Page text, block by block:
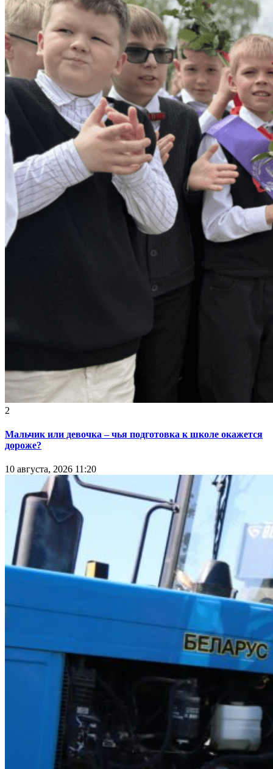
2
Мальчик или девочка – чья подготовка к школе окажется
дороже?
10 августа, 2026 11:20